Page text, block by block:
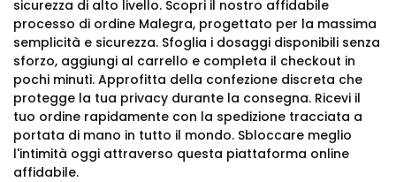
sicurezza di alto livello. Scopri il nostro affidabile
processo di ordine Malegra, progettato per la massima
semplicità e sicurezza. Sfoglia i dosaggi disponibili senza
sforzo, aggiungi al carrello e completa il checkout in
pochi minuti. Approfitta della confezione discreta che
protegge la tua privacy durante la consegna. Ricevi il
tuo ordine rapidamente con la spedizione tracciata a
portata di mano in tutto il mondo. Sbloccare meglio
l'intimità oggi attraverso questa piattaforma online
affidabile.